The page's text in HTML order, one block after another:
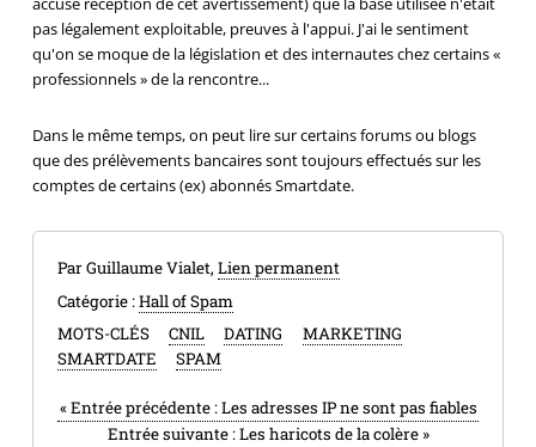
pas légalement exploitable, preuves à l'appui. J'ai le sentiment
qu'on se moque de la législation et des internautes chez certains «
professionnels » de la rencontre...
Dans le même temps, on peut lire sur certains forums ou blogs
que des prélèvements bancaires sont toujours effectués sur les
comptes de certains (ex) abonnés Smartdate.
Par Guillaume Vialet, Lien permanent
Catégorie :Hall of Spam
MOTS-CLÉS
CNIL DATING
MARKETING
SMARTDATE
SPAM
«Entrée précédente :Les adresses IP ne sont pas fiables
Entrée suivante :Les haricots de la colère»